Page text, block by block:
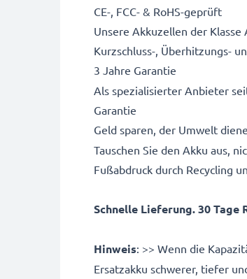
CE-, FCC- & RoHS-geprüft
Unsere Akkuzellen der
Kurzschluss-, Überhitzungs-
3 Jahre Garantie
Als spezialisierter Anbieter
Garantie
Geld sparen, der Umwelt
Tauschen Sie den Akku aus,
Fußabdruck durch Recycling
Schnelle Lieferung. 30
Hinweis: >> Wenn die
Ersatzakku schwerer, tiefer